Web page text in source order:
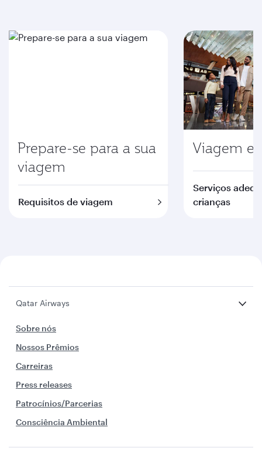
Prepare-se para a sua
viagem
Requisitos de viagem
Viagem
Serviços
crianças
Qatar Airways
Sobre nós
Nossos Prêmios
Carreiras
Press releases
Patrocínios/Parcerias
Consciência Ambiental